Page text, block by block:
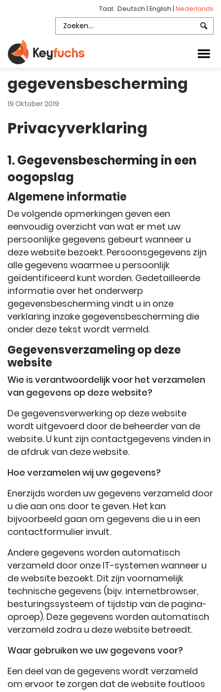
Taal: Deutsch | English | Nederlands
gegevensbescherming
19 Oktober 2019
Privacyverklaring
1. Gegevensbescherming in een
oogopslag
Algemene informatie
De volgende opmerkingen geven een
eenvoudig overzicht van wat er met uw
persoonlijke gegevens gebeurt wanneer u
deze website bezoekt. Persoonsgegevens zijn
alle gegevens waarmee u persoonlijk
geïdentificeerd kunt worden. Gedetailleerde
informatie over het onderwerp
gegevensbescherming vindt u in onze
verklaring inzake gegevensbescherming die
onder deze tekst wordt vermeld.
Gegevensverzameling op deze
website
Wie is verantwoordelijk voor het verzamelen
van gegevens op deze website?
De gegevensverwerking op deze website
wordt uitgevoerd door de beheerder van de
website. U kunt zijn contactgegevens vinden in
de afdruk van deze website.
Hoe verzamelen wij uw gegevens?
Enerzijds worden uw gegevens verzameld door
u die aan ons door te geven. Het kan
bijvoorbeeld gaan om gegevens die u in een
contactformulier invult.
Andere gegevens worden automatisch
verzameld door onze IT-systemen wanneer u
de website bezoekt. Dit zijn voornamelijk
technische gegevens (bijv. internetbrowser,
besturingssysteem of tijdstip van de pagina-
oproep). Deze gegevens worden automatisch
verzameld zodra u deze website betreedt.
Waar gebruiken we uw gegevens voor?
Een deel van de gegevens wordt verzameld
om ervoor te zorgen dat de website foutloos